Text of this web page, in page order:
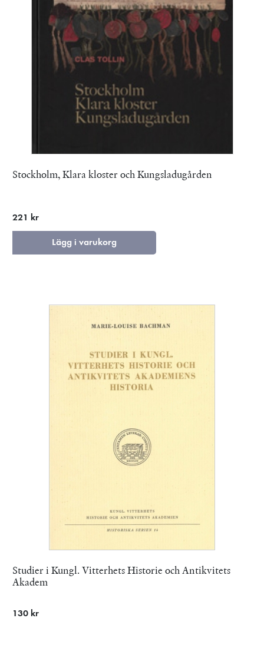
Stockholm, Klara kloster och Kungsladugården
221 kr
Lägg i varukorg
Studier i Kungl. Vitterhets Historie och Antikvitets
Akadem
130 kr